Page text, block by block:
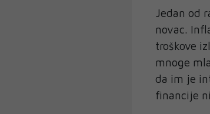
Jedan od
novac.
troškove
mnoge
da im je
financije